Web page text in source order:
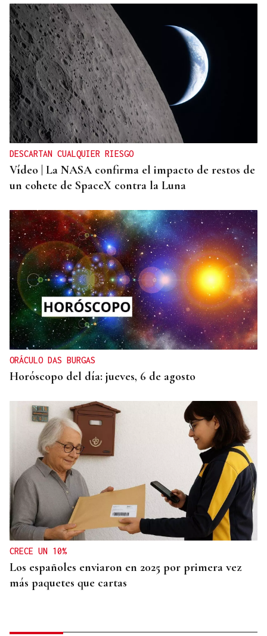
DESCARTAN CUALQUIER RIESGO
Vídeo | La NASA confirma el impacto de restos de
un cohete de SpaceX contra la Luna
ORÁCULO DAS BURGAS
Horóscopo del día: jueves, 6 de agosto
CRECE UN 10%
Los españoles enviaron en 2025 por primera vez
más paquetes que cartas